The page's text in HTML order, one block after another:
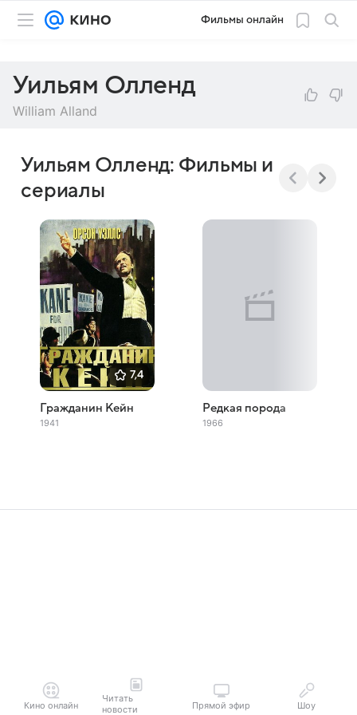
Фильмы онлайн
Уильям Олленд
William Alland
Уильям Олленд: Фильмы и
сериалы
7,4
Гражданин Кейн
1941
Редкая порода
1966
Кино онлайн
Читать
новости
Прямой эфир Шоу